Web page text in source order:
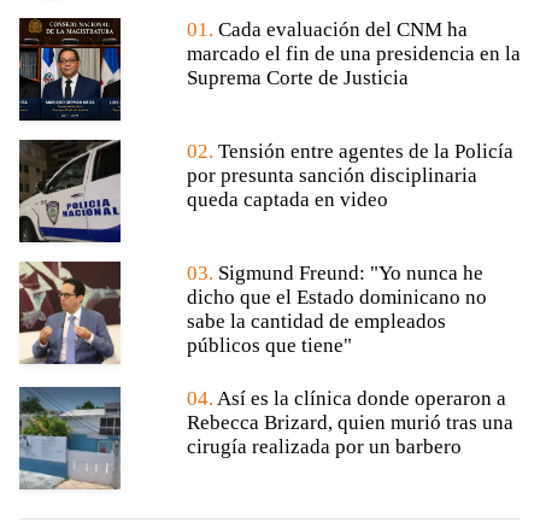
01. Cada evaluación del CNM ha
marcado el fin de una presidencia en la
Suprema Corte de Justicia
02. Tensión entre agentes de la Policía
por presunta sanción disciplinaria
queda captada en video
03. Sigmund Freund: "Yo nunca he
dicho que el Estado dominicano no
sabe la cantidad de empleados
públicos que tiene"
04. Así es la clínica donde operaron a
Rebecca Brizard, quien murió tras una
cirugía realizada por un barbero